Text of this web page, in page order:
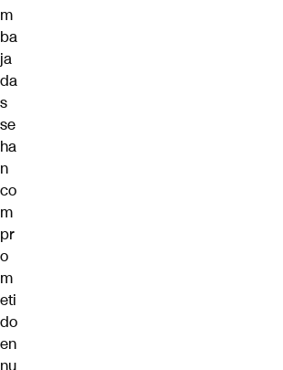
m
ba
ja
da
s
se
ha
n
co
m
pr
o
m
eti
do
en
nu